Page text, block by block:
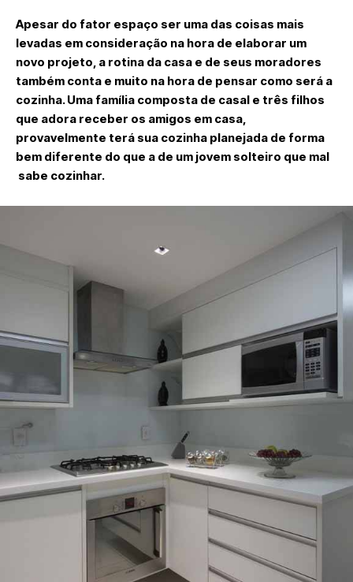
Apesar do fator espaço ser uma das coisas mais
levadas em consideração na hora de elaborar um
novo projeto, a rotina da casa e de seus moradores
também conta e muito na hora de pensar como será a
cozinha. Uma família composta de casal e três filhos
que adora receber os amigos em casa,
provavelmente terá sua cozinha planejada de forma
bem diferente do que a de um jovem solteiro que mal
sabe cozinhar.